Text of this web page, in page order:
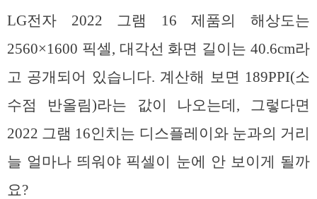
LG전자 2022 그램 16 제품의 해상도는
2560×1600 픽셀, 대각선 화면 길이는 40.6cm라
고 공개되어 있습니다. 계산해 보면 189PPI(소
수점 반올림)라는 값이 나오는데, 그렇다면
2022 그램 16인치는 디스플레이와 눈과의 거리
늘 얼마나 띄워야 픽셀이 눈에 안 보이게 될까
요?